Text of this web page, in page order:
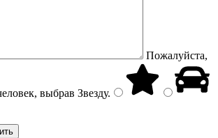
Пожалуйста,
выбрав Звезду.